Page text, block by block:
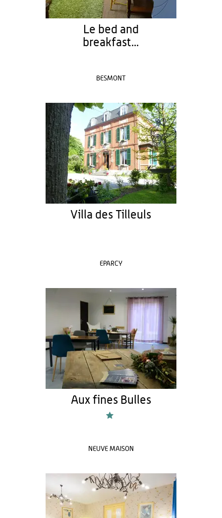
Le bed and
breakfast...
BESMONT
Villa des Tilleuls
EPARCY
Aux fines Bulles
NEUVE MAISON